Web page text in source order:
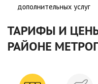
дополнительных услуг
ТАРИФЫ И
РАЙОНЕ